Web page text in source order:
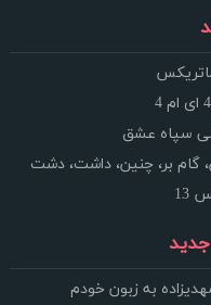
سپاه عشق
گام بر، چنین، داشت، دشت
13
به زبون خودم